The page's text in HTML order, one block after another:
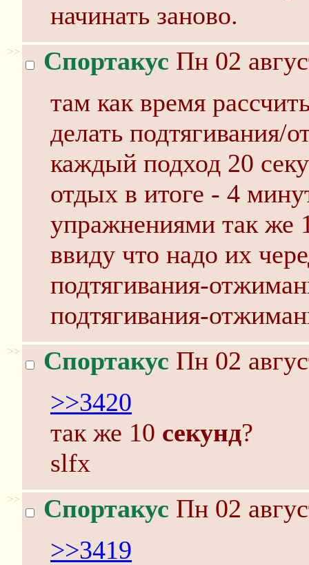
начинать заново.
>> Спортакус Пн 02
там как время
делать подтягивания/
каждый подход 20
отдых в итоге - 4
упражнениями так же
ввиду что надо их
подтягивания-
подтягивания-
>> Спортакус Пн 02
>>3420
так же 10 секунд?
slfx
>> Спортакус Пн 02
>>3419